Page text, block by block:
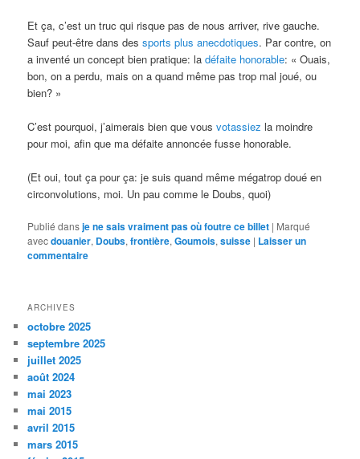
Et ça, c’est un truc qui risque pas de nous arriver, rive gauche.
Sauf peut-être dans dessports plus anecdotiques. Par contre, on
a inventé un concept bien pratique: ladéfaite honorable: « Ouais,
bon, on a perdu, mais on a quand même pas trop mal joué, ou
bien? »
C’est pourquoi, j’aimerais bien que vousvotassiez la moindre
pour moi, afin que ma défaite annoncée fusse honorable.
(Et oui, tout ça pour ça: je suis quand même mégatrop doué en
circonvolutions, moi. Un pau comme le Doubs, quoi)
Publié dansje ne sais vraiment pas où foutre ce billet | Marqué
avecdouanier, Doubs,frontière,Goumois,suisse | Laisser un
commentaire
ARCHIVES
octobre 2025
septembre 2025
juillet 2025
août 2024
mai 2023
mai 2015
avril 2015
mars 2015